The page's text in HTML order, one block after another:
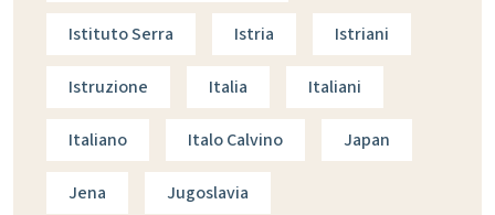
Istituto Serra Istria Istriani
Istruzione Italia Italiani
Italiano Italo Calvino Japan
Jena Jugoslavia